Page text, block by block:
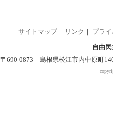
サイトマップ｜ リンク プラ
自由
〒690-0873 島根県松江市内中原町